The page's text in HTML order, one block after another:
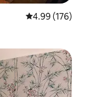
Calificación
4.99 (176)